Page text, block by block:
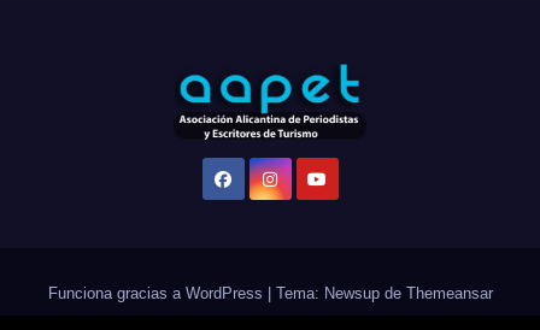
Funciona gracias a WordPress|Tema: Newsup de